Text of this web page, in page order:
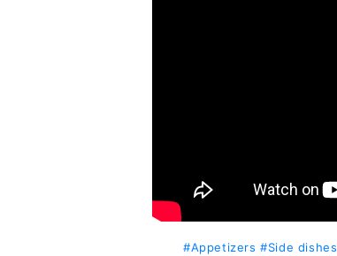
#Appetizers #Side dishes